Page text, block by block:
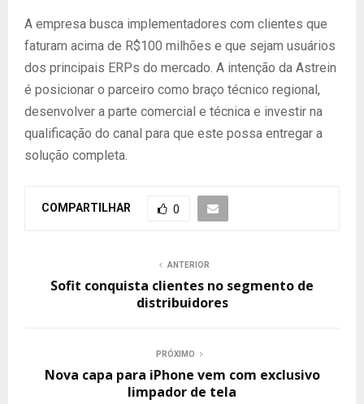
A empresa busca implementadores com clientes que
faturam acima de R$100 milhões e que sejam usuários
dos principais ERPs do mercado. A intenção da Astrein
é posicionar o parceiro como braço técnico regional,
desenvolver a parte comercial e técnica e investir na
qualificação do canal para que este possa entregar a
solução completa.
COMPARTILHAR 0
ANTERIOR
Sofit conquista clientes no segmento de
distribuidores
PRÓXIMO
Nova capa para iPhone vem com exclusivo
limpador de tela